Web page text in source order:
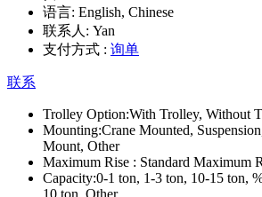
语言: English, Chinese
联系人: Yan
支付方式 : 询单
联系
Trolley Option:With Trolley, Without
Mounting:Crane Mounted,
Mount, Other
Maximum Rise : Standard Maximum
Capacity:0-1 ton, 1-3 ton, 10-15 ton,
10 ton, Other